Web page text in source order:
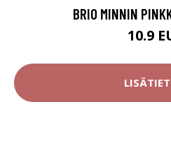
BRIO MINNIN
10.9